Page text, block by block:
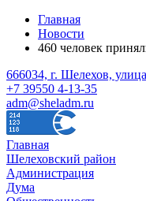
Главная
Новости
460 человек
666034, г. Шелехов,
+7 39550 4-13-35
adm@sheladm.ru
Главная
Шелеховский район
Администрация
Дума